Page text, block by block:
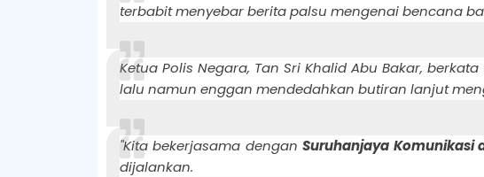
terbabit menyebar berita palsu mengenai bencana
Ketua Polis Negara, Tan Sri Khalid Abu Bakar,
lalu namun enggan mendedahkan butiran lanjut
"Kita bekerjasama dengan Suruhanjaya Komunikasi
dijalankan.